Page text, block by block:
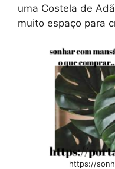
uma Costela de
muito espaço para
https://